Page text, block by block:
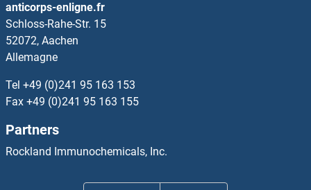
HPS4 Anticorps
HPS5 Anticorps
HPS6 Anticorps
HPSE Anticorps
anticorps-enligne.fr
Schloss-Rahe-Str. 15
52072, Aachen
Allemagne
Tel +49 (0)241 95 163 153
Fax +49 (0)241 95 163 155
Partners
Rockland Immunochemicals, Inc.